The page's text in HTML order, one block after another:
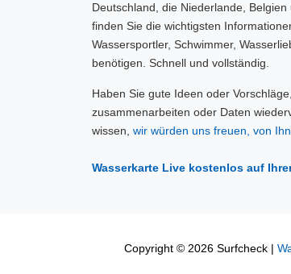
Deutschland, die Niederlande,
finden Sie die wichtigsten
Wassersportler, Schwimmer,
benötigen. Schnell und vollständig.
Haben Sie gute Ideen oder
zusammenarbeiten oder Daten
wissen, wir würden uns freuen, von
Wasserkarte Live kostenlos auf
Copyright © 2026 Surfcheck |